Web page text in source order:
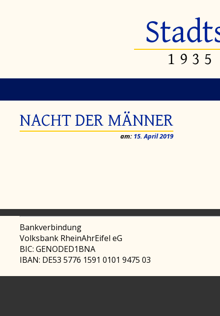
NACHT DER MÄNNER
am: 15. April 2019
Bankverbindung
Volksbank RheinAhrEifel eG
BIC: GENODED1BNA
IBAN: DE53 5776 1591 0101 9475 03